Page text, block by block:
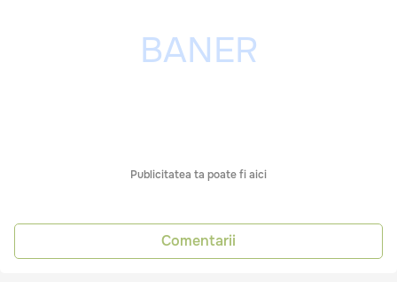
Publicitatea ta poate fi aici
Comentarii